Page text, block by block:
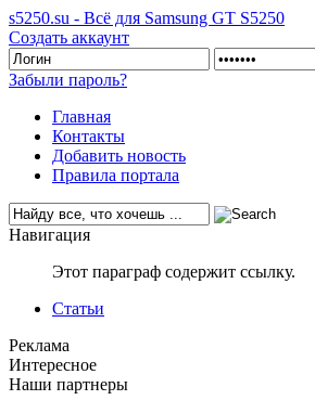
s5250.su - Всё для Samsung GT S5250
Создать аккаунт
Забыли пароль?
Главная
Контакты
Добавить новость
Правила портала
Навигация
Этот параграф содержит ссылку.
Статьи
Реклама
Интересное
Наши партнеры